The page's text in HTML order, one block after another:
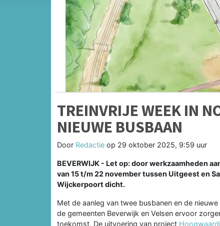
TREINVRIJE WEEK IN
NIEUWE BUSBAAN
Door Redactie op 29 oktober 2025, 9:59 uur
BEVERWIJK - Let op: door werkzaamheden
van 15 t/m 22 november tussen Uitgeest en
Wijckerpoort dicht.
Met de aanleg van twee busbanen en de
de gemeenten Beverwijk en Velsen ervoor
toekomst. De uitvoering van project